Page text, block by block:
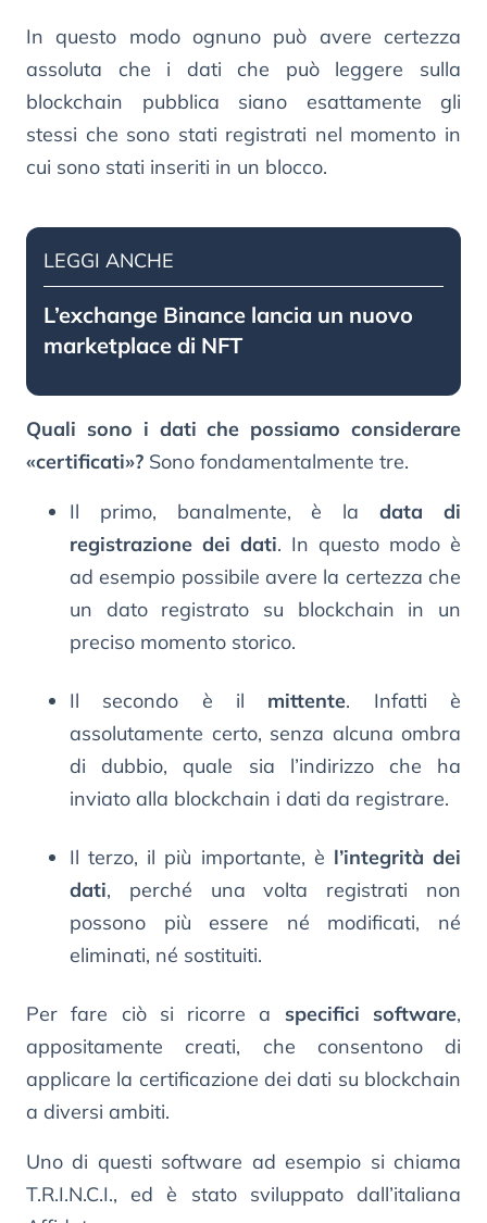
In questo modo ognuno può avere certezza
assoluta che i dati che può leggere sulla
blockchain pubblica siano esattamente gli
stessi che sono stati registrati nel momento in
cui sono stati inseriti in un blocco.
LEGGI ANCHE
L’exchange Binance lancia un nuovo
marketplace di NFT
Quali sono i dati che possiamo considerare
«certificati»? Sono fondamentalmente tre.
Il primo, banalmente, è la data di
registrazione dei dati. In questo modo è
ad esempio possibile avere la certezza che
un dato registrato su blockchain in un
preciso momento storico.
Il secondo è il mittente. Infatti è
assolutamente certo, senza alcuna ombra
di dubbio, quale sia l’indirizzo che ha
inviato alla blockchain i dati da registrare.
Il terzo, il più importante, è l’integrità dei
dati, perché una volta registrati non
possono più essere né modificati, né
eliminati, né sostituiti.
Per fare ciò si ricorre a specifici software,
appositamente creati, che consentono di
applicare la certificazione dei dati su blockchain
a diversi ambiti.
Uno di questi software ad esempio si chiama
T.R.I.N.C.I., ed è stato sviluppato dall’italiana